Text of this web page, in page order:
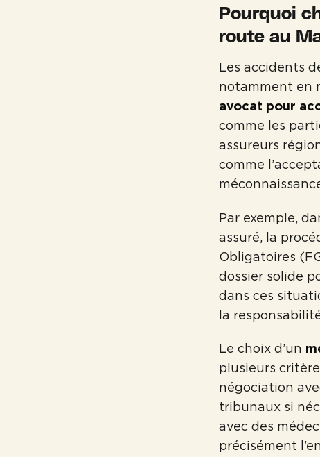
Pourquoi
route au
Les accidents
notamment en
avocat pour
comme les
assureurs
comme
Par exemple,
assuré, la
Obligatoires
dossier solide
dans ces
la
Le choix d’un
plusieurs
négociation
tribunaux si
avec des
précisément